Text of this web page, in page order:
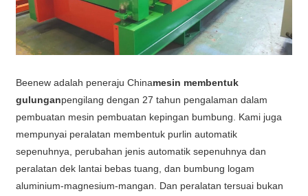
Beenew adalah peneraju Chinamesin membentuk
gulunganpengilang dengan 27 tahun pengalaman dalam
pembuatan mesin pembuatan kepingan bumbung. Kami juga
mempunyai peralatan membentuk purlin automatik
sepenuhnya, perubahan jenis automatik sepenuhnya dan
peralatan dek lantai bebas tuang, dan bumbung logam
aluminium-magnesium-mangan. Dan peralatan tersuai bukan